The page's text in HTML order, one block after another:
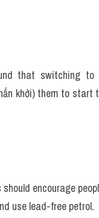
that switching
khởi) them to
encourage
use lead-free petrol.